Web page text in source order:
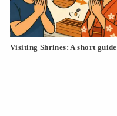
Visiting Shrines: A short guide